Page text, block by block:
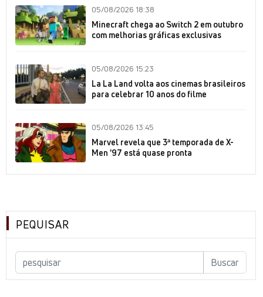
05/08/2026 18:38
Minecraft chega ao Switch 2 em outubro
com melhorias gráficas exclusivas
05/08/2026 15:23
La La Land volta aos cinemas brasileiros
para celebrar 10 anos do filme
05/08/2026 13:45
Marvel revela que 3ª temporada de X-
Men '97 está quase pronta
PEQUISAR